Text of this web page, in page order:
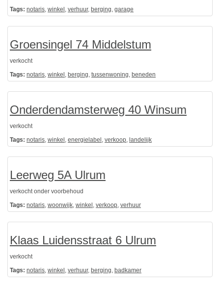
Tags: notaris, winkel , verhuur, berging, garage
Groensingel 74 Middelstum
verkocht
Tags: notaris, winkel , berging, tussenwoning, beneden
Onderdendamsterweg 40 Winsum
verkocht
Tags: notaris, winkel , energielabel , verkoop, landelijk
Leerweg 5A Ulrum
verkocht onder voorbehoud
Tags: notaris, woonwijk, winkel , verkoop, verhuur
Klaas Luidensstraat 6 Ulrum
verkocht
Tags: notaris, winkel , verhuur, berging, badkamer